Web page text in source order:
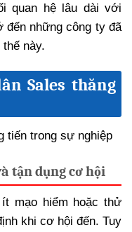
quan hệ lâu dài với
đến những công ty đã
này.
Sales thăng
tận dụng cơ hội
mạo hiểm hoặc thử
khi cơ hội đến. Tuy